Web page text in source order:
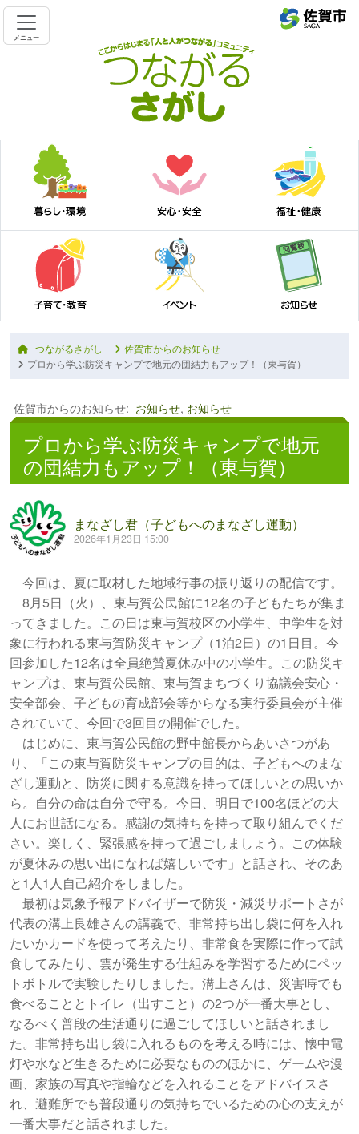
メニュー
つながるさがし
佐賀市からのお知らせ
プロから学ぶ防災キャンプで地元の団結力もアップ！（東与賀）
佐賀市からのお知らせ: お知らせ, お知らせ
プロから学ぶ防災キャンプで地元
の団結力もアップ！（東与賀）
まなざし君（子どもへのまなざし運動）
2026年1月23日 15:00
今回は、夏に取材した地域行事の振り返りの配信です。
8月5日（火）、東与賀公民館に12名の子どもたちが集ま
ってきました。この日は東与賀校区の小学生、中学生を対
象に行われる東与賀防災キャンプ（1泊2日）の1日目。今
回参加した12名は全員絶賛夏休み中の小学生。この防災キ
ャンプは、東与賀公民館、東与賀まちづくり協議会安心・
安全部会、子どもの育成部会等からなる実行委員会が主催
されていて、今回で3回目の開催でした。
はじめに、東与賀公民館の野中館長からあいさつがあ
り、「この東与賀防災キャンプの目的は、子どもへのまな
ざし運動と、防災に関する意識を持ってほしいとの思いか
ら。自分の命は自分で守る。今日、明日で100名ほどの大
人にお世話になる。感謝の気持ちを持って取り組んでくだ
さい。楽しく、緊張感を持って過ごしましょう。この体験
が夏休みの思い出になれば嬉しいです」と話され、そのあ
と1人1人自己紹介をしました。
最初は気象予報アドバイザーで防災・減災サポートさが
代表の溝上良雄さんの講義で、非常持ち出し袋に何を入れ
たいかカードを使って考えたり、非常食を実際に作って試
食してみたり、雲が発生する仕組みを学習するためにペッ
トボトルで実験したりしました。溝上さんは、災害時でも
食べることとトイレ（出すこと）の2つが一番大事とし、
なるべく普段の生活通りに過ごしてほしいと話されまし
た。非常持ち出し袋に入れるものを考える時には、懐中電
灯や水など生きるために必要なもののほかに、ゲームや漫
画、家族の写真や指輪などを入れることをアドバイスさ
れ、避難所でも普段通りの気持ちでいるための心の支えが
一番大事だと話されました。